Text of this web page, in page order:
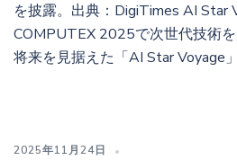
を披露。出典：DigiTimes AI Star
COMPUTEX 2025で次世代技術を
将来を見据えた「AI Star Voyage
2025年11月24日